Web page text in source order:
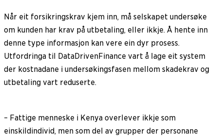
Når eit forsikringskrav kjem inn, må selskapet undersøke
om kunden har krav på utbetaling, eller ikkje. Å hente inn
denne type informasjon kan vere ein dyr prosess.
Utfordringa til DataDrivenFinance vart å lage eit system
der kostnadane i undersøkingsfasen mellom skadekrav og
utbetaling vart reduserte.
– Fattige menneske i Kenya overlever ikkje som
einskildindivid, men som del av grupper der personane